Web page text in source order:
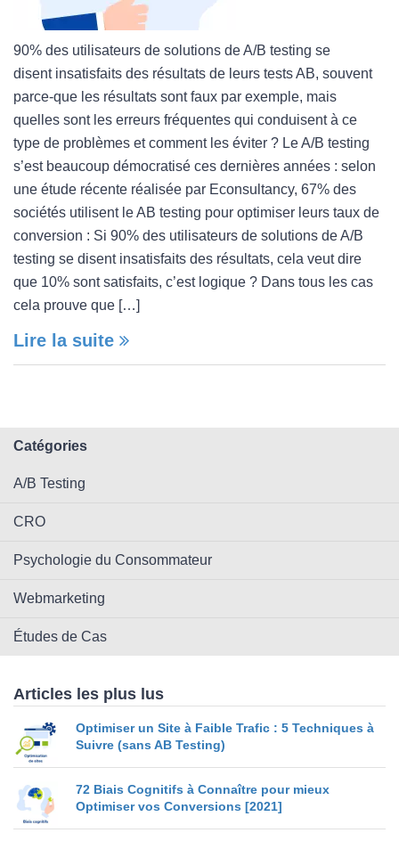
90% des utilisateurs de solutions de A/B testing se
disent insatisfaits des résultats de leurs tests AB, souvent
parce-que les résultats sont faux par exemple, mais
quelles sont les erreurs fréquentes qui conduisent à ce
type de problèmes et comment les éviter ? Le A/B testing
s’est beaucoup démocratisé ces dernières années : selon
une étude récente réalisée par Econsultancy, 67% des
sociétés utilisent le AB testing pour optimiser leurs taux de
conversion : Si 90% des utilisateurs de solutions de A/B
testing se disent insatisfaits des résultats, cela veut dire
que 10% sont satisfaits, c’est logique ? Dans tous les cas
cela prouve que […]
Lire la suite
Catégories
A/B Testing
CRO
Psychologie du Consommateur
Webmarketing
Études de Cas
Articles les plus lus
Optimiser un Site à Faible Trafic : 5 Techniques à
Suivre (sans AB Testing)
72 Biais Cognitifs à Connaître pour mieux
Optimiser vos Conversions [2021]